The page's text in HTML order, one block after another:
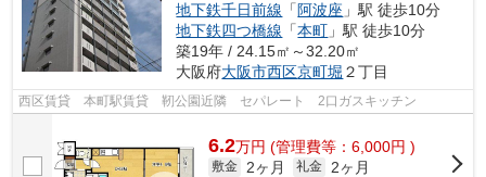
地下鉄千日前線 「 阿波座 」駅 徒歩10分
地下鉄四つ橋線 「本町 」駅 徒歩10分
築19年 / 24.15㎡～32.20㎡
大阪府大阪市西区京町堀 ２丁目
西区賃貸 本町駅賃貸 靭公園近隣 セパレート 2口ガスキッチン
6.2万円 (管理費等：6,000円 )
敷金 2ヶ月 礼金
2ヶ月